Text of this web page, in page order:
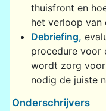
thuisfront en
het verloop van
Debriefing,
procedure voor
wordt zorg
nodig de juiste
Onderschrijvers